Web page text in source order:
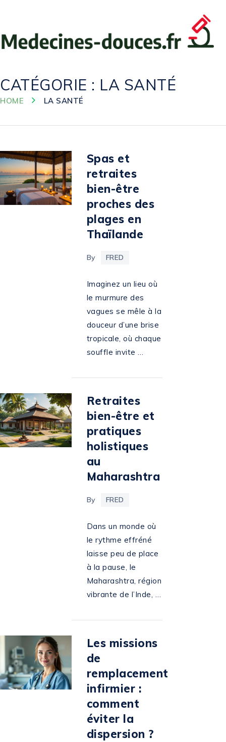
CATÉGORIE : LA SANTÉ
HOME LA SANTÉ
Spas et
retraites
bien-être
proches des
plages en
Thaïlande
By FRED
Imaginez un lieu où
le murmure des
vagues se mêle à la
douceur d’une brise
tropicale, où chaque
souffle invite …
Retraites
bien-être et
pratiques
holistiques
au
Maharashtra
By FRED
Dans un monde où
le rythme effréné
laisse peu de place
à la pause, le
Maharashtra, région
vibrante de l’Inde, …
Les missions
de
remplacement
infirmier :
comment
éviter la
dispersion ?